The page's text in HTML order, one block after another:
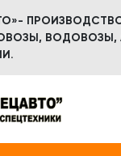
ВОДОВОЗЫ,